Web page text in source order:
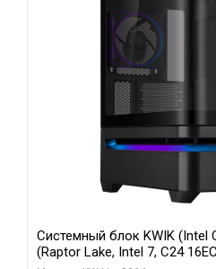
Системный блок KWIK (Intel
(Raptor Lake, Intel 7, C24